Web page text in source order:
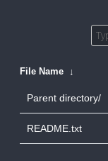
File Name ↓
Parent directory/
README.txt